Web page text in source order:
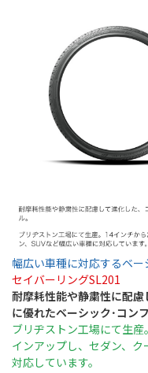
幅広い車種に対応するベ
セイバーリングSL201
耐摩耗性能や静粛性に配
に優れたベーシック･コン
ブリヂストン工場にて生
インアップし、セダン、
対応しています。